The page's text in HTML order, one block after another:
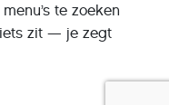
te zoeken
zit — je zegt